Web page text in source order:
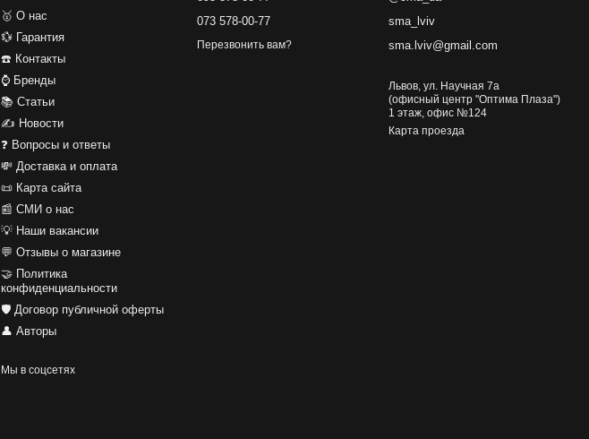
🥇 О нас
💱 Гарантия
☎️ Контакты
⌚ Бренды
📚 Статьи
✍ Новости
❓ Вопросы и ответы
💸 Доставка и оплата
📜 Карта сайта
📰 СМИ о нас
💡 Наши вакансии
💬 Отзывы о магазине
🤝 Политика
конфиденциальности
🛡️ Договор публичной оферты
👤 Авторы
Мы в соцсетях
073 578-00-77
Перезвонить вам?
sma_lviv
sma.lviv@gmail.com
Львов, ул. Научная 7а
(офисный центр "Оптима Плаза")
1 этаж, офис №124
Карта проезда